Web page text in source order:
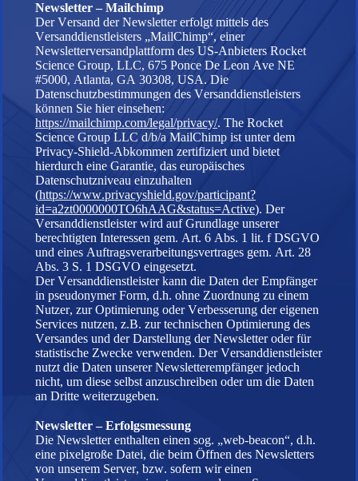
Newsletter – Mailchimp
Der Versand der Newsletter erfolgt mittels des
Versanddienstleisters „MailChimp“, einer
Newsletterversandplattform des US-Anbieters Rocket
Science Group, LLC, 675 Ponce De Leon Ave NE
#5000, Atlanta, GA 30308, USA. Die
Datenschutzbestimmungen des Versanddienstleisters
können Sie hier einsehen:
https://mailchimp.com/legal/privacy/. The Rocket
Science Group LLC d/b/a MailChimp ist unter dem
Privacy-Shield-Abkommen zertifiziert und bietet
hierdurch eine Garantie, das europäisches
Datenschutzniveau einzuhalten
(https://www.privacyshield.gov/participant?
id=a2zt0000000TO6hAAG&status=Active). Der
Versanddienstleister wird auf Grundlage unserer
berechtigten Interessen gem. Art. 6 Abs. 1 lit. f DSGVO
und eines Auftragsverarbeitungsvertrages gem. Art. 28
Abs. 3 S. 1 DSGVO eingesetzt.
Der Versanddienstleister kann die Daten der Empfänger
in pseudonymer Form, d.h. ohne Zuordnung zu einem
Nutzer, zur Optimierung oder Verbesserung der eigenen
Services nutzen, z.B. zur technischen Optimierung des
Versandes und der Darstellung der Newsletter oder für
statistische Zwecke verwenden. Der Versanddienstleister
nutzt die Daten unserer Newsletterempfänger jedoch
nicht, um diese selbst anzuschreiben oder um die Daten
an Dritte weiterzugeben.
Newsletter – Erfolgsmessung
Die Newsletter enthalten einen sog. „web-beacon“, d.h.
eine pixelgroße Datei, die beim Öffnen des Newsletters
von unserem Server, bzw. sofern wir einen